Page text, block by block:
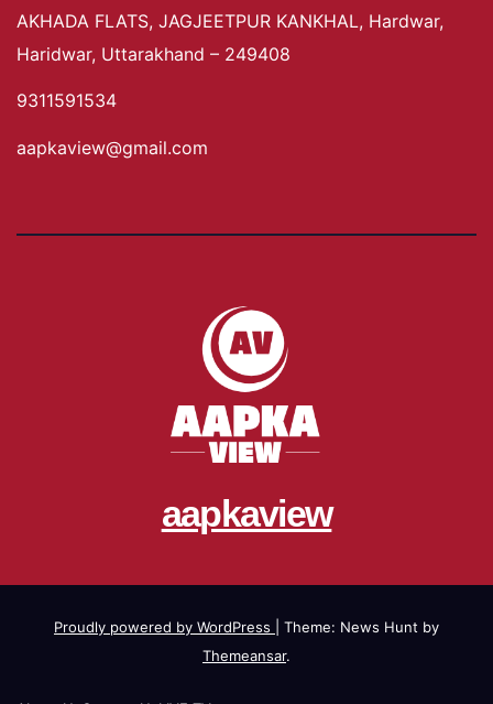
AKHADA FLATS, JAGJEETPUR KANKHAL, Hardwar,
Haridwar, Uttarakhand – 249408
9311591534
aapkaview@gmail.com
aapkaview
Proudly powered by WordPress
Theme: News Hunt by
Themeansar.